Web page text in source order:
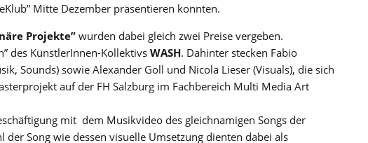
Mitte Dezember präsentieren konnten.
Projekte” wurden dabei gleich zwei Preise vergeben.
des KünstlerInnen-Kollektivs WASH. Dahinter stecken Fabio
Sounds) sowie Alexander Goll und Nicola Lieser (Visuals), die sich
auf der FH Salzburg im Fachbereich Multi Media Art
mit dem Musikvideo des gleichnamigen Songs der
der Song wie dessen visuelle Umsetzung dienten dabei als